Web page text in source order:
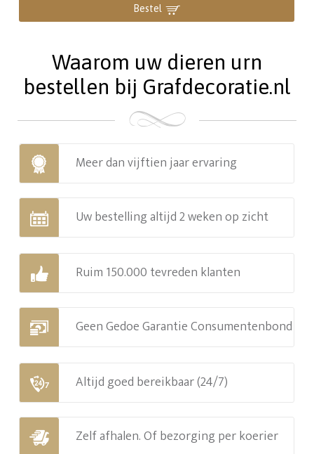
Bestel
Waarom uw dieren urn
bestellen bij Grafdecoratie.nl
Meer dan vijftien jaar ervaring
Uw bestelling altijd 2 weken op zicht
Ruim 150.000 tevreden klanten
Geen Gedoe Garantie Consumentenbond
Altijd goed bereikbaar (24/7)
Zelf afhalen. Of bezorging per koerier